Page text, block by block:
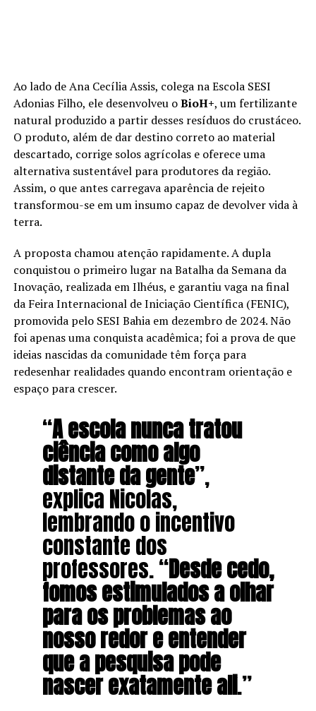
Ao lado de Ana Cecília Assis, colega na Escola SESI
Adonias Filho, ele desenvolveu oBioH+, um fertilizante
natural produzido a partir desses resíduos do crustáceo.
O produto, além de dar destino correto ao material
descartado, corrige solos agrícolas e oferece uma
alternativa sustentável para produtores da região.
Assim, o que antes carregava aparência de rejeito
transformou-se em um insumo capaz de devolver vida à
terra.
A proposta chamou atenção rapidamente. A dupla
conquistou o primeiro lugar na Batalha da Semana da
Inovação, realizada em Ilhéus, e garantiu vaga na final
da Feira Internacional de Iniciação Científica (FENIC),
promovida pelo SESI Bahia em dezembro de 2024. Não
foi apenas uma conquista acadêmica; foi a prova de que
ideias nascidas da comunidade têm força para
redesenhar realidades quando encontram orientação e
espaço para crescer.
“A escola nunca tratou
ciência como algo
distante da gente”,
explica Nicolas,
lembrando o incentivo
constante dos
professores. “Desde cedo,
fomos estimulados a olhar
para os problemas ao
nosso redor e entender
que a pesquisa pode
nascer exatamente ali.”